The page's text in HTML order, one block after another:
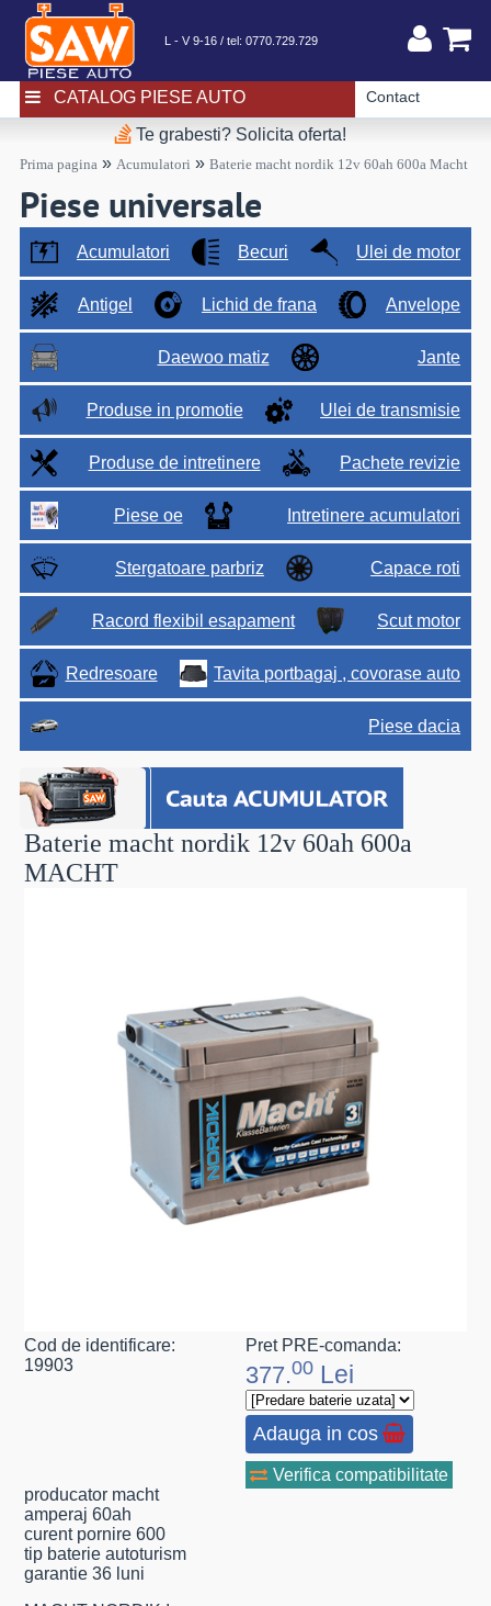
L - V 9-16 / tel: 0770.729.729
CATALOG PIESE AUTO Contact
Te grabesti? Solicita oferta!
Prima pagina » Acumulatori » Baterie macht nordik 12v 60ah 600a Macht
Piese universale
Acumulatori Becuri Ulei de motor
Antigel Lichid de frana Anvelope
Daewoo matiz Jante
Produse in promotie Ulei de transmisie
Produse de intretinere Pachete revizie
Piese oe Intretinere acumulatori
Stergatoare parbriz Capace roti
Racord flexibil esapament Scut motor
Redresoare Tavita portbagaj , covorase auto
Piese dacia
Baterie macht nordik 12v 60ah 600a
MACHT
Cod de identificare:
19903
Pret PRE-comanda:
377.00Lei
Adauga in cos
Verifica compatibilitate
producator macht
amperaj 60ah
curent pornire 600
tip baterie autoturism
garantie 36 luni